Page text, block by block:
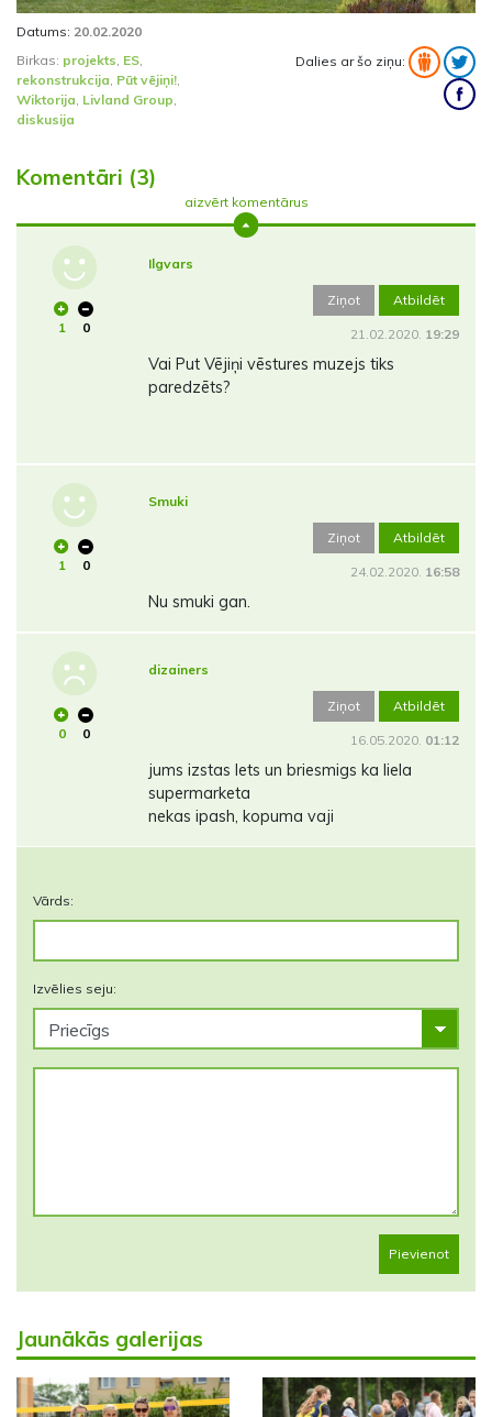
Datums: 20.02.2020
Birkas: projekts ES
rekonstrukcija Pūt vējiņi!
Wiktorija Livland Group
diskusija
Dalies ar šo ziņu:
Komentāri (3)
aizvērt komentārus
1 0
Ilgvars
Ziņot Atbildēt
21.02.2020. 19:29
Vai Put Vējiņi vēstures muzejs tiks
paredzēts?
1 0
Smuki
Ziņot Atbildēt
24.02.2020. 16:58
Nu smuki gan.
0 0
dizainers
Ziņot Atbildēt
16.05.2020. 01:12
jums izstas lets un briesmigs ka liela
supermarketa
nekas ipash, kopuma vaji
Vārds:
Izvēlies seju:
Pievienot
Jaunākās galerijas